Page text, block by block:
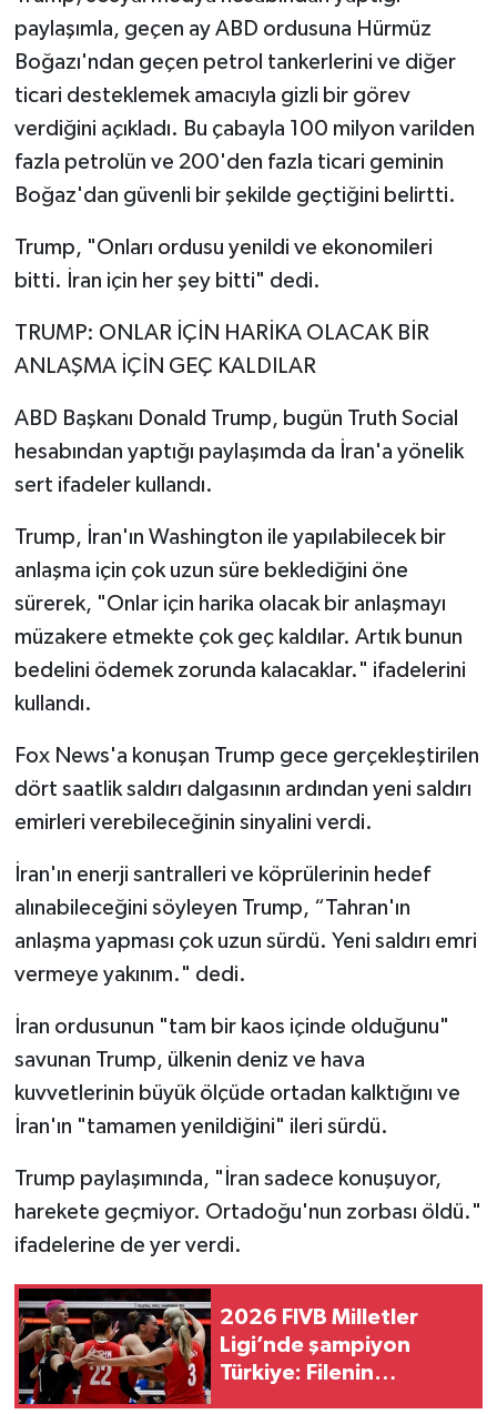
paylaşımla, geçen ay ABD ordusuna Hürmüz
Boğazı'ndan geçen petrol tankerlerini ve diğer
ticari desteklemek amacıyla gizli bir görev
verdiğini açıkladı. Bu çabayla 100 milyon varilden
fazla petrolün ve 200'den fazla ticari geminin
Boğaz'dan güvenli bir şekilde geçtiğini belirtti.
Trump, "Onları ordusu yenildi ve ekonomileri
bitti. İran için her şey bitti" dedi.
TRUMP: ONLAR İÇİN HARİKA OLACAK BİR
ANLAŞMA İÇİN GEÇ KALDILAR
ABD Başkanı Donald Trump, bugün Truth Social
hesabından yaptığı paylaşımda da İran'a yönelik
sert ifadeler kullandı.
Trump, İran'ın Washington ile yapılabilecek bir
anlaşma için çok uzun süre beklediğini öne
sürerek, "Onlar için harika olacak bir anlaşmayı
müzakere etmekte çok geç kaldılar. Artık bunun
bedelini ödemek zorunda kalacaklar." ifadelerini
kullandı.
Fox News'a konuşan Trump gece gerçekleştirilen
dört saatlik saldırı dalgasının ardından yeni saldırı
emirleri verebileceğinin sinyalini verdi.
İran'ın enerji santralleri ve köprülerinin hedef
alınabileceğini söyleyen Trump, “Tahran'ın
anlaşma yapması çok uzun sürdü. Yeni saldırı emri
vermeye yakınım." dedi.
İran ordusunun "tam bir kaos içinde olduğunu"
savunan Trump, ülkenin deniz ve hava
kuvvetlerinin büyük ölçüde ortadan kalktığını ve
İran'ın "tamamen yenildiğini" ileri sürdü.
Trump paylaşımında, "İran sadece konuşuyor,
harekete geçmiyor. Ortadoğu'nun zorbası öldü."
ifadelerine de yer verdi.
2026 FIVB Milletler
Ligi’nde şampiyon
Türkiye: Filenin